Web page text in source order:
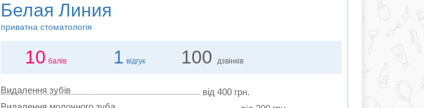
Белая Линия
приватна стоматологія
10 балів 1 відгук 100 дзвінків
Видалення зубів
від 400 грн.